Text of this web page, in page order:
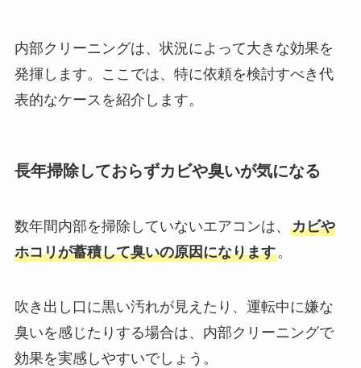
内部クリーニングは、状況によって大きな効果を
発揮します。ここでは、特に依頼を検討すべき代
表的なケースを紹介します。
長年掃除しておらずカビや臭いが気になる
数年間内部を掃除していないエアコンは、 カビや
ホコリが蓄積して臭いの原因になります。
吹き出し口に黒い汚れが見えたり、運転中に嫌な
臭いを感じたりする場合は、内部クリーニングで
効果を実感しやすいでしょう。